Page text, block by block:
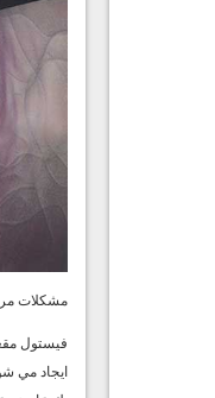
مشكلات
فيستول
ايجاد مي